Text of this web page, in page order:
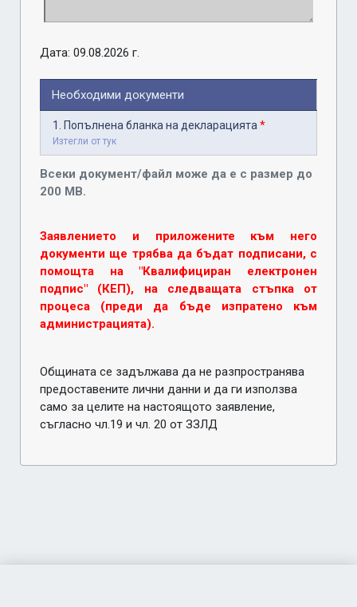
Дата: 09.08.2026 г.
Всеки документ/файл може да е с размер до
200 MB.
Необходими документи
1. Попълнена бланка на декларацията *
Изтегли от тук
Заявлението и приложените към него
документи ще трябва да бъдат подписани, с
помощта на "Квалифициран електронен
подпис" (КЕП), на следващата стъпка от
процеса (преди да бъде изпратено към
администрацията).
Общината се задължава да не разпространява
предоставените лични данни и да ги използва
само за целите на настоящото заявление,
съгласно чл.19 и чл. 20 от ЗЗЛД